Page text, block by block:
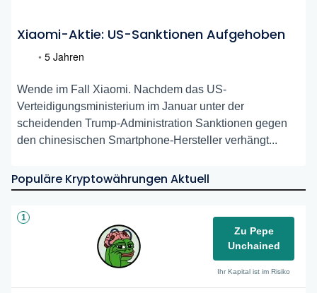
Xiaomi-Aktie: US-Sanktionen Aufgehoben
• 5 Jahren
Wende im Fall Xiaomi. Nachdem das US-
Verteidigungsministerium im Januar unter der
scheidenden Trump-Administration Sanktionen gegen
den chinesischen Smartphone-Hersteller verhängt...
Populäre Kryptowährungen Aktuell
1
Zu Pepe
Unchained
Ihr Kapital ist im Risiko